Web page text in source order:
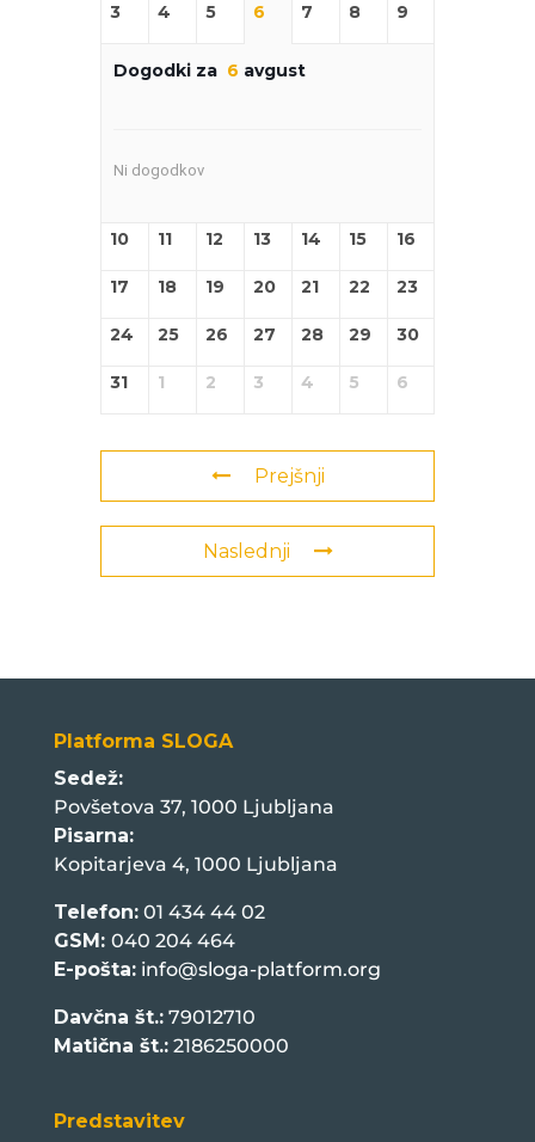
3 4 5 6 7 8 9
Dogodki za 6 avgust
Ni dogodkov
10 11 12 13 14 15 16
17 18 19 20 21 22 23
24 25 26 27 28 29 30
31 1 2 3 4 5 6
Prejšnji
Naslednji
Platforma SLOGA
Sedež:
Povšetova 37, 1000 Ljubljana
Pisarna:
Kopitarjeva 4, 1000 Ljubljana
Telefon:01 434 44 02
GSM: 040 204 464
E-pošta: info@sloga-platform.org
Davčna št.:79012710
Matična št.:2186250000
Predstavitev